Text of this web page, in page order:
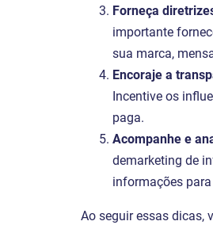
Forneça
importante
sua marca,
Encoraje a
Incentive os
paga.
Acompanhe e
demarketing de
informações
Ao seguir essas dicas,